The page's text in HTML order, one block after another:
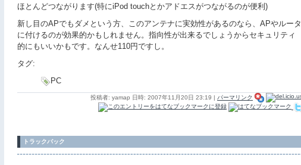
ほとんどつながります(特にiPod touchとかアドエスがつながるのが便利)
新し目のAPでもダメという方、このアンテナに実効性があるのなら、APやルータ
に付けるのが効果的かもしれません。指向性が出来るでしょうからセキュリティ
的にもいいかもです。なんせ110円ですし。
タグ:
PC
投稿者: yamap 日時: 2007年11月20日 23:19 | パーマリンク
トラックバック